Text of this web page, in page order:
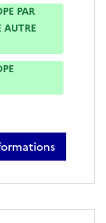
PAR
AUTRE